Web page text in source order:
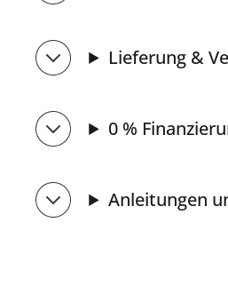
Lieferung &
0 %
Anleitungen